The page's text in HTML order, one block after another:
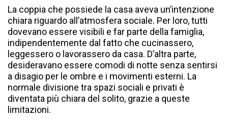
La coppia che possiede la casa aveva un’intenzione
chiara riguardo all’atmosfera sociale. Per loro, tutti
dovevano essere visibili e far parte della famiglia,
indipendentemente dal fatto che cucinassero,
leggessero o lavorassero da casa. D’altra parte,
desideravano essere comodi di notte senza sentirsi
a disagio per le ombre e i movimenti esterni. La
normale divisione tra spazi sociali e privati è
diventata più chiara del solito, grazie a queste
limitazioni.